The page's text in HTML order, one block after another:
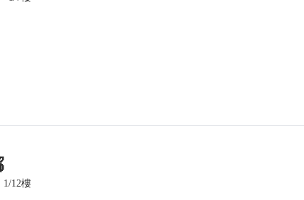
1/12樓